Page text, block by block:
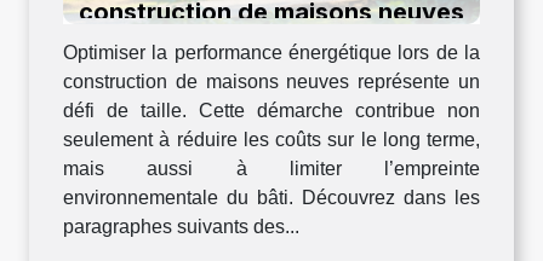
construction de maisons neuves
Optimiser la performance énergétique lors de la
construction de maisons neuves représente un
défi de taille. Cette démarche contribue non
seulement à réduire les coûts sur le long terme,
mais aussi à limiter l’empreinte
environnementale du bâti. Découvrez dans les
paragraphes suivants des...